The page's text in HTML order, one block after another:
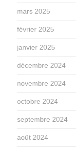
mars 2025
février 2025
janvier 2025
décembre 2024
novembre 2024
octobre 2024
septembre 2024
août 2024